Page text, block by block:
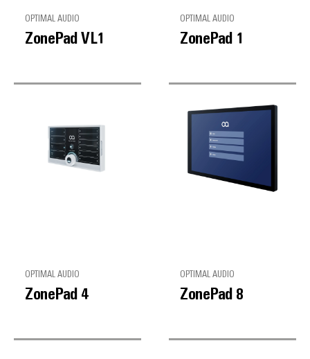
OPTIMAL AUDIO
ZonePad VL1
OPTIMAL AUDIO
ZonePad 1
OPTIMAL AUDIO
ZonePad 4
OPTIMAL AUDIO
ZonePad 8